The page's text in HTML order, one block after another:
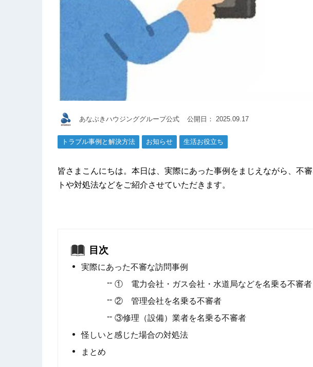
あなぶきハウジンググループ公式 公開日： 2025.09.17
トラブル事例と解決方法 お知らせ 生活お役立ち
皆さまこんにちは。本日は、実際にあった事例をまじえながら、不
トや対処法などをご紹介させていただきます。
目次
実際にあった不審な訪問事例
① 電力会社・ガス会社・水道局などを名乗る不審者
② 管理会社を名乗る不審者
③修理（設備）業者を名乗る不審者
怪しいと感じた場合の対処法
まとめ